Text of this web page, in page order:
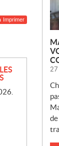
Imprimer
S
27